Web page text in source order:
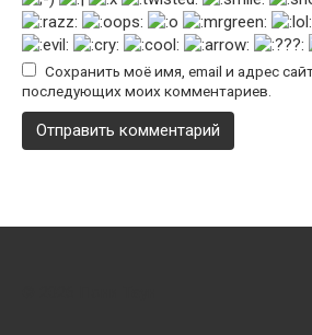
Сохранить моё имя, email и адрес
последующих моих комментариев.